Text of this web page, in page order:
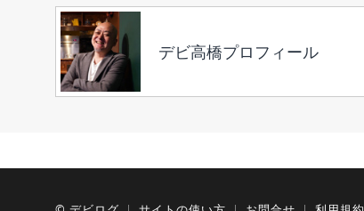
デビ高橋プロフィール